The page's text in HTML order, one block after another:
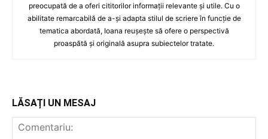
preocupată de a oferi cititorilor informații relevante și utile. Cu o
abilitate remarcabilă de a-și adapta stilul de scriere în funcție de
tematica abordată, Ioana reușește să ofere o perspectivă
proaspătă și originală asupra subiectelor tratate.
LĂSAȚI UN MESAJ